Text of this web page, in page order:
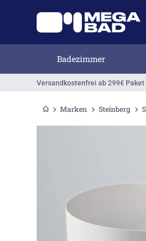
Badezimmer
Versandkostenfrei ab 299€
Marken Steinberg